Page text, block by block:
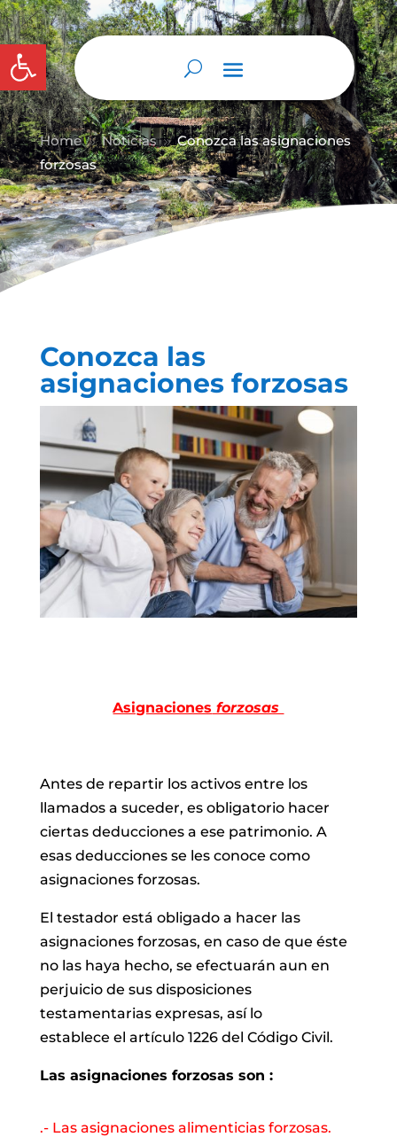
Abrir barra de herramientas
Home 9 Noticias 9 Conozca las asignaciones
forzosas
Conozca las
asignaciones forzosas
Asignaciones forzosas
Antes de repartir los activos entre los
llamados a suceder, es obligatorio hacer
ciertas deducciones a ese patrimonio. A
esas deducciones se les conoce como
asignaciones forzosas.
El testador está obligado a hacer las
asignaciones forzosas, en caso de que éste
no las haya hecho, se efectuarán aun en
perjuicio de sus disposiciones
testamentarias expresas, así lo
establece el artículo 1226 del Código Civil.
Las asignaciones forzosas son :
.- Las asignaciones alimenticias forzosas.